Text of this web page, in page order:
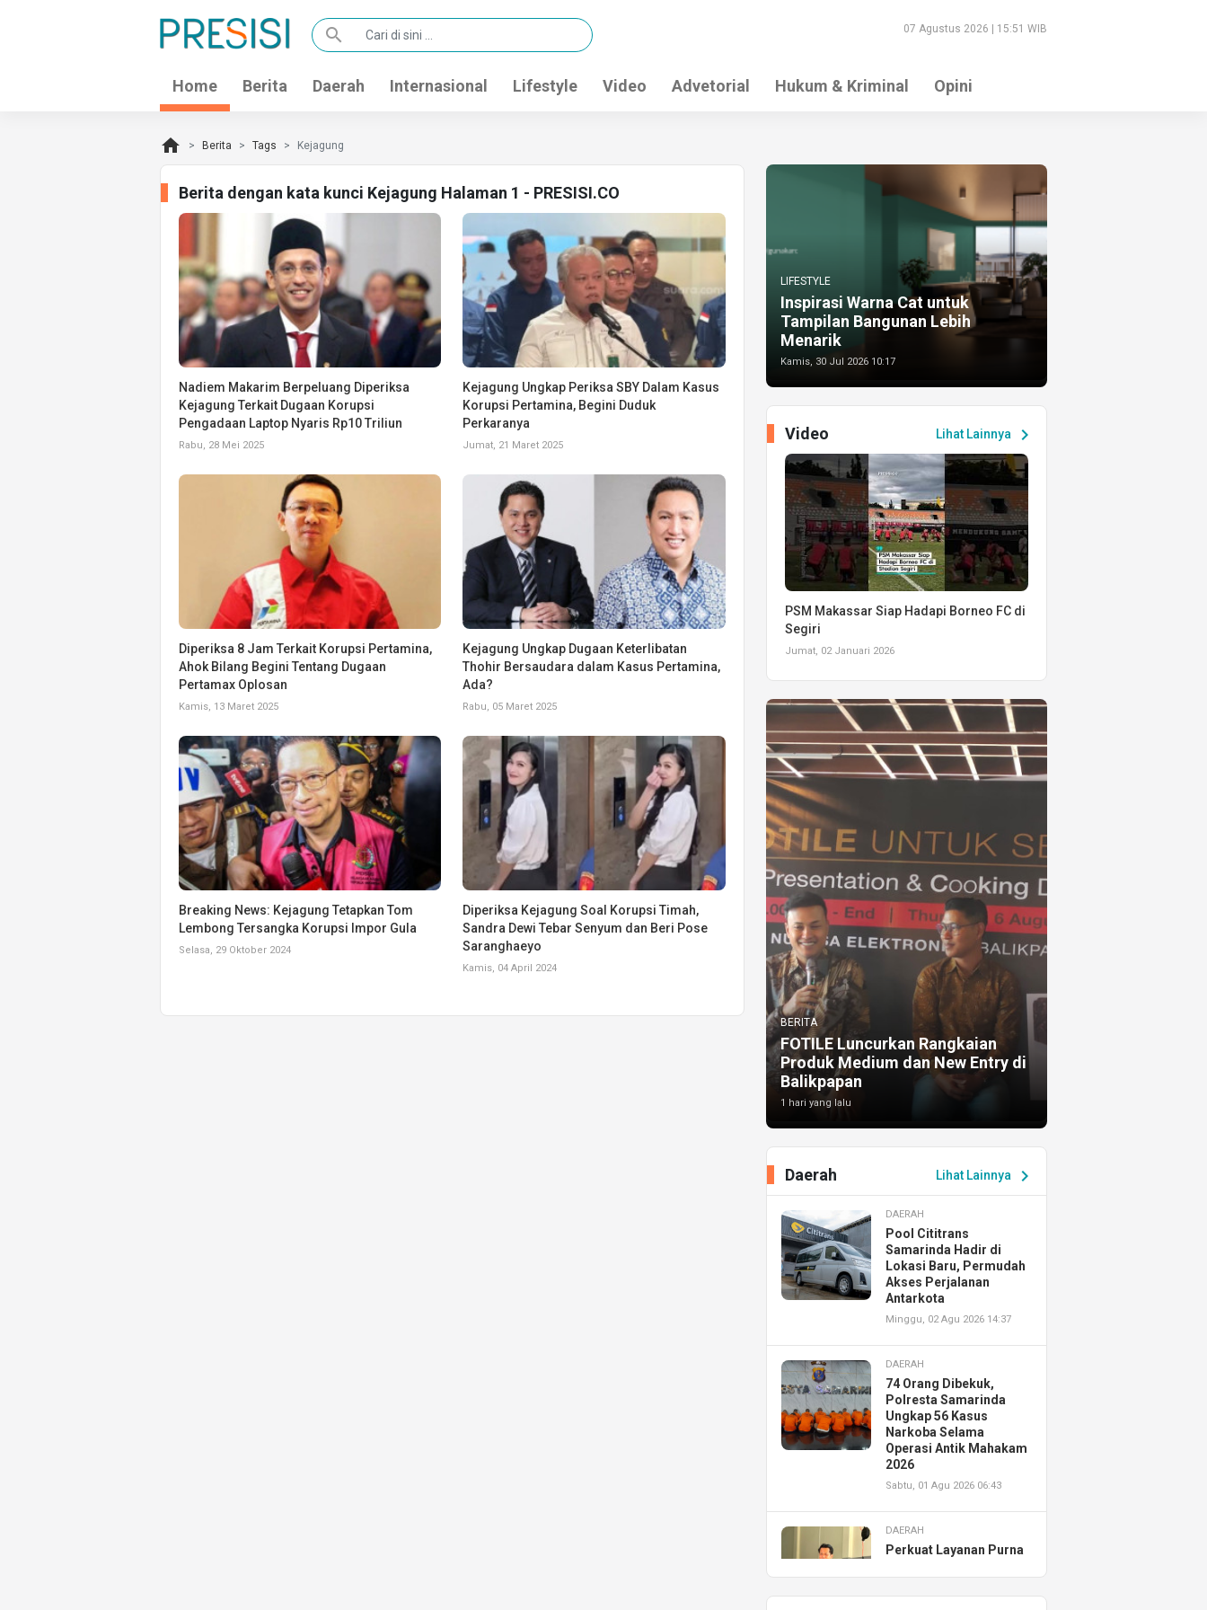
search 07 Agustus 2026 | 15:51 WIB
Home Berita Daerah Internasional Lifestyle Video Advetorial Hukum & Kriminal Opini
home Berita Tags Kejagung
Berita dengan kata kunci Kejagung Halaman 1 - PRESISI.CO
Nadiem Makarim Berpeluang Diperiksa
Kejagung Terkait Dugaan Korupsi
Pengadaan Laptop Nyaris Rp10 Triliun
Rabu, 28 Mei 2025
Kejagung Ungkap Periksa SBY Dalam Kasus
Korupsi Pertamina, Begini Duduk
Perkaranya
Jumat, 21 Maret 2025
Diperiksa 8 Jam Terkait Korupsi Pertamina,
Ahok Bilang Begini Tentang Dugaan
Pertamax Oplosan
Kamis, 13 Maret 2025
Kejagung Ungkap Dugaan Keterlibatan
Thohir Bersaudara dalam Kasus Pertamina,
Ada?
Rabu, 05 Maret 2025
Breaking News: Kejagung Tetapkan Tom
Lembong Tersangka Korupsi Impor Gula
Selasa, 29 Oktober 2024
Diperiksa Kejagung Soal Korupsi Timah,
Sandra Dewi Tebar Senyum dan Beri Pose
Saranghaeyo
Kamis, 04 April 2024
LIFESTYLE
Inspirasi Warna Cat untuk
Tampilan Bangunan Lebih
Menarik
Kamis, 30 Jul 2026 10:17
Lihat Lainnya chevron_right
Video
PSM Makassar Siap Hadapi Borneo FC di
Segiri
Jumat, 02 Januari 2026
BERITA
FOTILE Luncurkan Rangkaian
Produk Medium dan New Entry di
Balikpapan
1 hari yang lalu
Lihat Lainnya chevron_right
Daerah
DAERAH
Pool Cititrans
Samarinda Hadir di
Lokasi Baru, Permudah
Akses Perjalanan
Antarkota
Minggu, 02 Agu 2026 14:37
DAERAH
74 Orang Dibekuk,
Polresta Samarinda
Ungkap 56 Kasus
Narkoba Selama
Operasi Antik Mahakam
2026
Sabtu, 01 Agu 2026 06:43
DAERAH
Perkuat Layanan Purna
Resmikan AHASS